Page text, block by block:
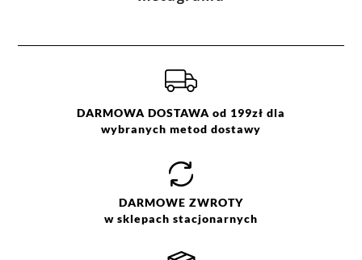
DARMOWA DOSTAWA od 199zł dla
wybranych metod dostawy
DARMOWE ZWROTY
w sklepach stacjonarnych